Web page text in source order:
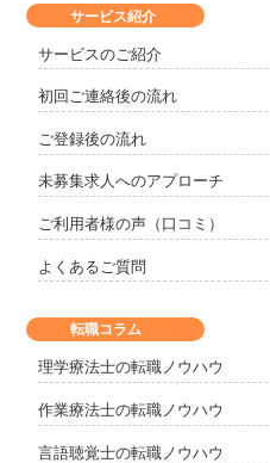
サービス紹介
サービスのご紹介
初回ご連絡後の流れ
ご登録後の流れ
未募集求人へのアプローチ
ご利用者様の声（口コミ）
よくあるご質問
転職コラム
理学療法士の転職ノウハウ
作業療法士の転職ノウハウ
言語聴覚士の転職ノウハウ